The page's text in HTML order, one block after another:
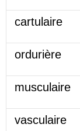
cartulaire
ordurière
musculaire
vasculaire